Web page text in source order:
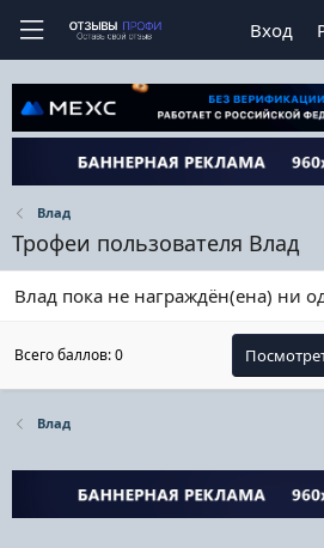
Вход
Влад
Трофеи пользователя Влад
Влад пока не награждён(ена) ни
Всего баллов: 0
Влад